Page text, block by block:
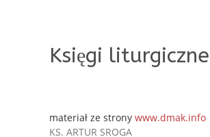
Księgi liturgiczne
materiał ze strony www.dmak.info
KS. ARTUR SROGA